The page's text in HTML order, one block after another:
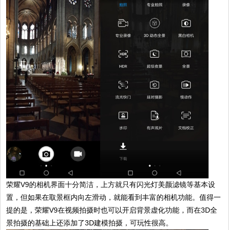
荣耀V9的相机界面十分简洁，上方就只有闪光灯美颜滤镜等基本设
置，但如果在取景框内向左滑动，就能看到丰富的相机功能。值得一
提的是，荣耀V9在视频拍摄时也可以开启背景虚化功能，而在3D全
景拍摄的基础上还添加了3D建模拍摄，可玩性很高。